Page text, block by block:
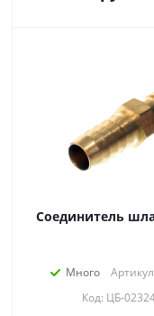
Соединитель
Много
Код: ЦБ-